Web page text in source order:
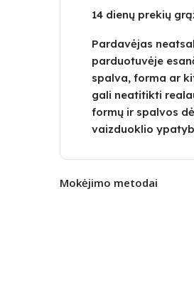
14 dienų prekių
Pardavėjas
parduotuvėje
spalva, forma ar
gali neatitikti
formų ir spalvos
vaizduoklio
Mokėjimo metodai